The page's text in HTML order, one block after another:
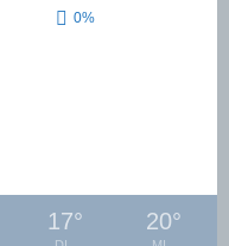
0%
17° 20°